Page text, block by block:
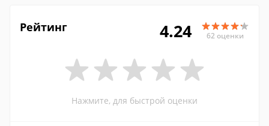
Рейтинг 4.24 62 оценки
Нажмите, для быстрой оценки